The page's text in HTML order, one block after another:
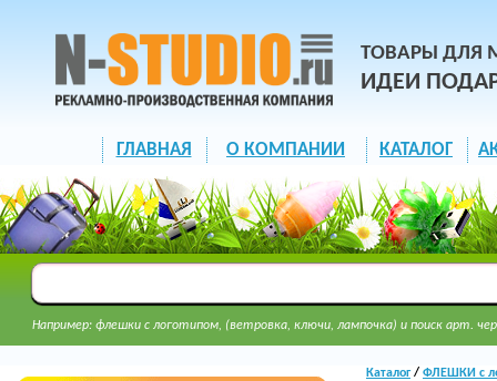
ТОВАРЫ ДЛЯ
ИДЕИ
ГЛАВНАЯ О КОМПАНИИ КАТАЛОГ
Например: флешки с логотипом, (ветровка, ключи, лампочка) и поиск арт.
Каталог/ ФЛЕШКИ с